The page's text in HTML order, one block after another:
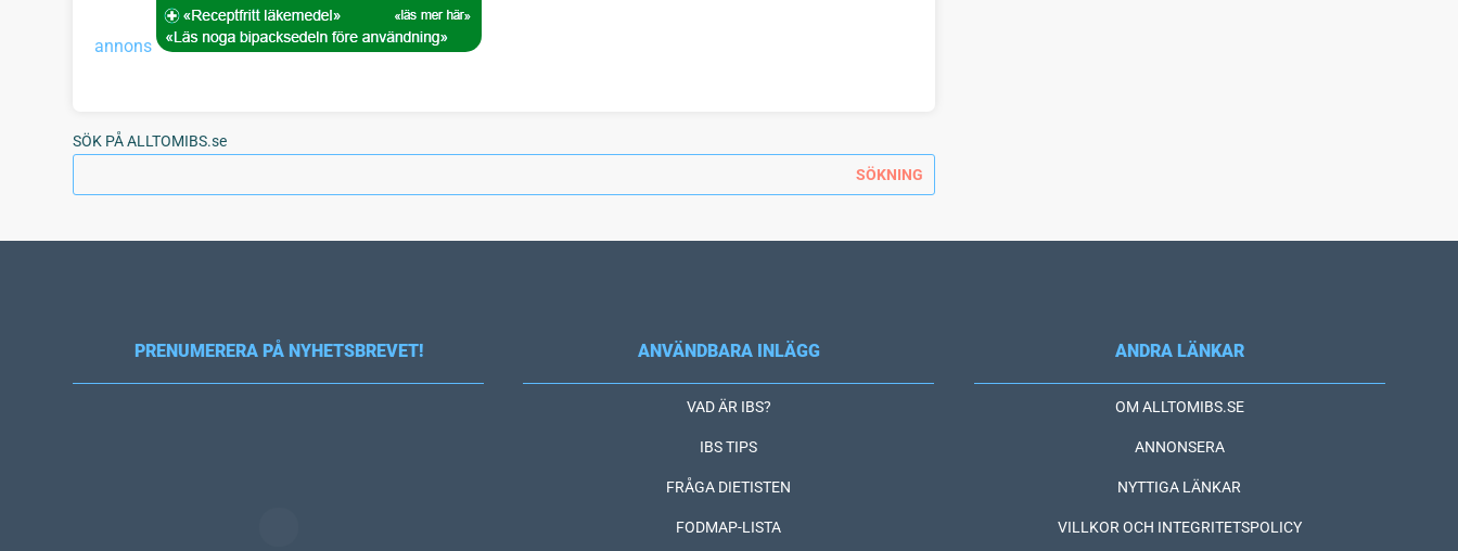
annons
SÖK PÅ ALLTOMIBS.se
PRENUMERERA PÅ NYHETSBREVET! ANVÄNDBARA INLÄGG
VAD ÄR IBS?
IBS TIPS
FRÅGA DIETISTEN
FODMAP-LISTA
ANDRA LÄNKAR
OM ALLTOMIBS.SE
ANNONSERA
NYTTIGA LÄNKAR
VILLKOR OCH INTEGRITETSPOLICY